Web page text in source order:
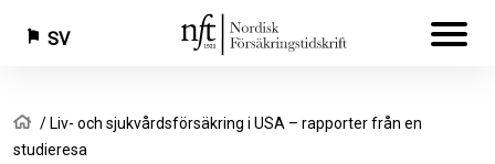
Hoppa
till
SV
Länkstig
Hem
Liv- och sjukvårdsförsäkring i USA – rapporter från en
studieresa